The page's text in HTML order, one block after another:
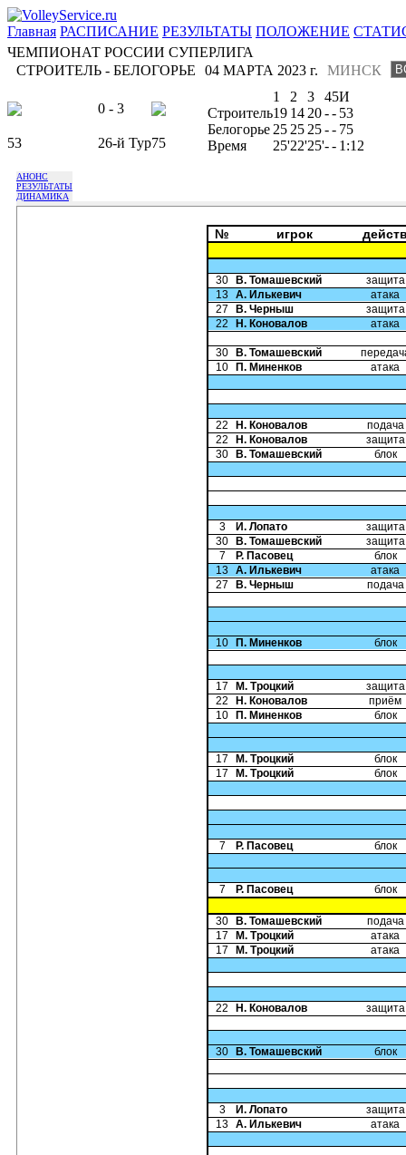
Главная РАСПИСАНИЕ РЕЗУЛЬТАТЫ ПОЛОЖЕНИЕ
ЧЕМПИОНАТ РОССИИ СУПЕРЛИГА
СТРОИТЕЛЬ - БЕЛОГОРЬЕ
МИНСК
04 МАРТА 2023 г.
0 - 3
53 26-й Тур75
1 2 3 45И
Строитель19 14 20-- 53
Белогорье 25 25 25-- 75
Время
25'22'25'-- 1:12
АНОНС
РЕЗУЛЬТАТЫ
ДИНАМИКА
№ игрок
30 В. Томашевский
защита
13 А. Илькевич
атака
27
В. Черныш
защита
22
Н. Коновалов атака
30 В. Томашевский
10
П. Миненков атака
22 Н. Коновалов
подача
22
Н. Коновалов
защита
30
В. Томашевский блок
3 И. Лопато
защита
30
В. Томашевский
защита
7
Р. Пасовец
блок
13 А. Илькевич
атака
27
В. Черныш подача
10 П. Миненков блок
17 М. Троцкий
защита
22
Н. Коновалов
приём
10
П. Миненков блок
17 М. Троцкий
блок
17
М. Троцкий блок
7 Р. Пасовец блок
7 Р. Пасовец блок
30 В. Томашевский
подача
17
М. Троцкий
атака
17
М. Троцкий атака
22 Н. Коновалов защита
30 В. Томашевский блок
3 И. Лопато
защита
13 А. Илькевич атака